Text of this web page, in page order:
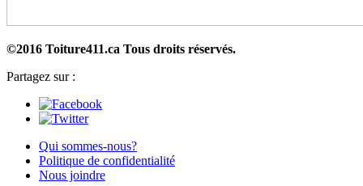
©2016 Toiture411.ca Tous droits réservés.
Partagez sur :
Qui sommes-nous?
Politique de confidentialité
Nous joindre